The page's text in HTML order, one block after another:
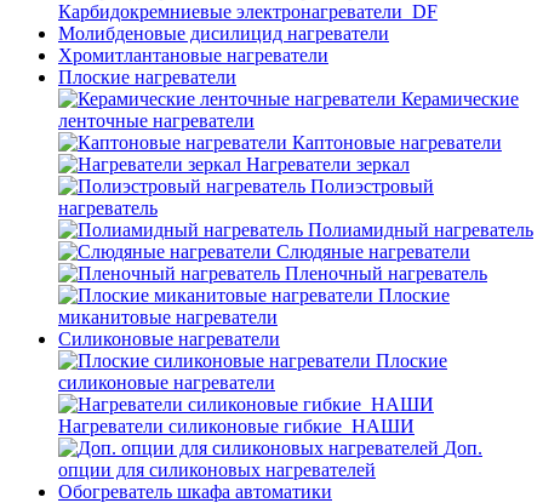
Карбидокремниевые электронагреватели_DF
Молибденовые дисилицид нагреватели
Хромитлантановые нагреватели
Плоские нагреватели
Керамические
ленточные нагреватели
Каптоновые нагреватели
Нагреватели зеркал
Полиэстровый
нагреватель
Полиамидный нагреватель
Слюдяные нагреватели
Пленочный нагреватель
Плоские
миканитовые нагреватели
Силиконовые нагреватели
Плоские
силиконовые нагреватели
Нагреватели силиконовые гибкие_НАШИ
Доп.
опции для силиконовых нагревателей
Обогреватель шкафа автоматики